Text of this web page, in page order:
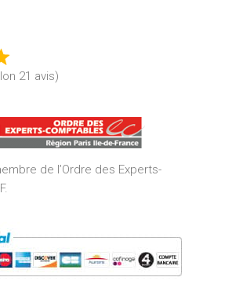
21 avis)
de l’Ordre des Experts-